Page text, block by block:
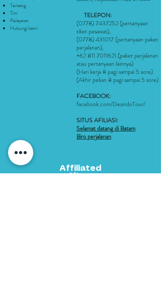
TELEPON:
(0778) 7437252(pertanyaan
tiket pesawat),
(0778) 431017(pertanyaan paket
perjalanan),
+62 811 7011621 (paket perjalanan
atau pertanyaan lainnya)
(Hari kerja 8 pagi sampai 5 sore)
(Akhir pekan 8 pagi sampai 5 sore)
FACEBOOK:
facebook.com/DesindoTour/
SITUS AFILIASI:
Selamat datang di Batam
Biro perjalanan
Tentang
Tim
Pelayaran
Hubungi kami
Affiliated